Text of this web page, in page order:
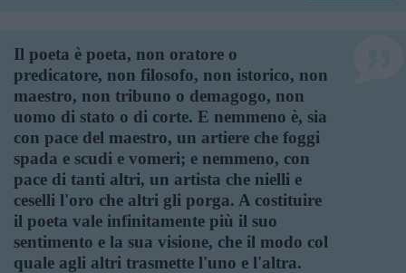
Il poeta è poeta, non oratore o
predicatore, non filosofo, non istorico, non
maestro, non tribuno o demagogo, non
uomo di stato o di corte. E nemmeno è, sia
con pace del maestro, un artiere che foggi
spada e scudi e vomeri; e nemmeno, con
pace di tanti altri, un artista che nielli e
ceselli l'oro che altri gli porga. A costituire
il poeta vale infinitamente più il suo
sentimento e la sua visione, che il modo col
quale agli altri trasmette l'uno e l'altra.